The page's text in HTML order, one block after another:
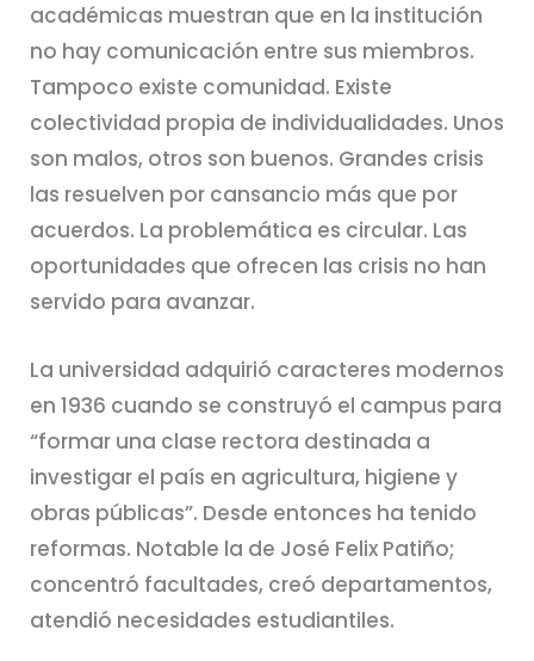
académicas muestran que en la institución
no hay comunicación entre sus miembros.
Tampoco existe comunidad. Existe
colectividad propia de individualidades. Unos
son malos, otros son buenos. Grandes crisis
las resuelven por cansancio más que por
acuerdos. La problemática es circular. Las
oportunidades que ofrecen las crisis no han
servido para avanzar.
La universidad adquirió caracteres modernos
en 1936 cuando se construyó el campus para
“formar una clase rectora destinada a
investigar el país en agricultura, higiene y
obras públicas”. Desde entonces ha tenido
reformas. Notable la de José Felix Patiño;
concentró facultades, creó departamentos,
atendió necesidades estudiantiles.